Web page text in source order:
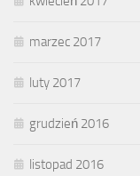
marzec 2017
luty 2017
grudzień 2016
listopad 2016